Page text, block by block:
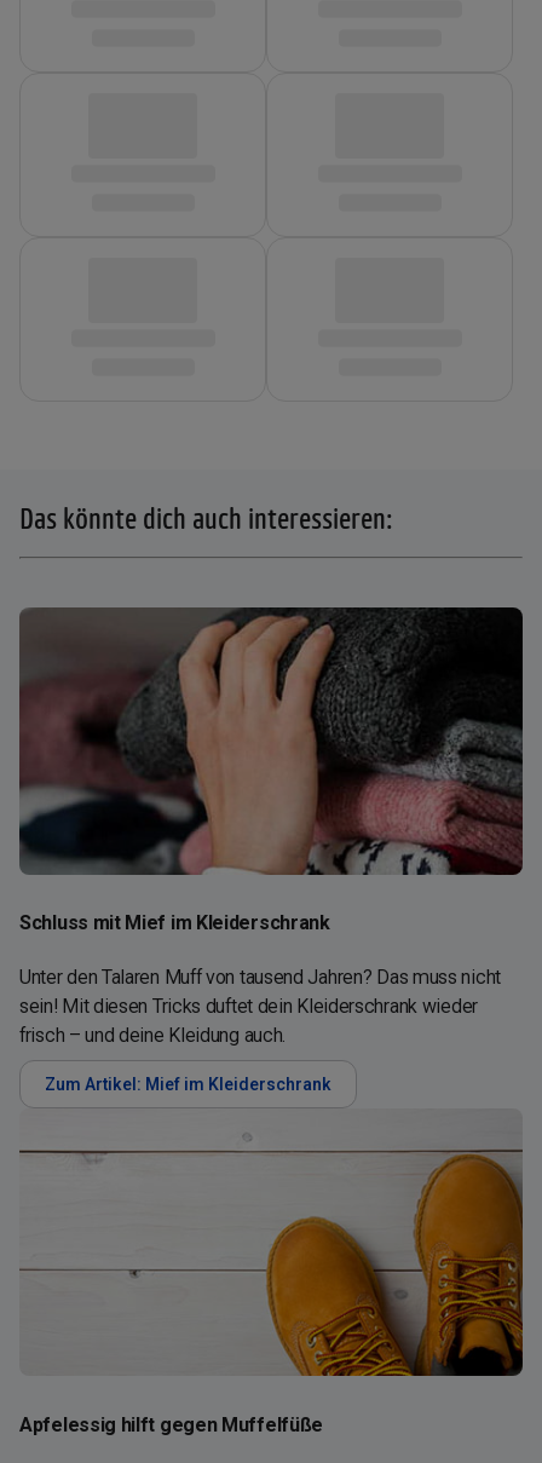
Das könnte dich auch interessieren:
Schluss mit Mief im Kleiderschrank
Unter den Talaren Muff von tausend Jahren? Das muss nicht
sein! Mit diesen Tricks duftet dein Kleiderschrank wieder
frisch – und deine Kleidung auch.
Zum Artikel: Mief im Kleiderschrank
Apfelessig hilft gegen Muffelfüße